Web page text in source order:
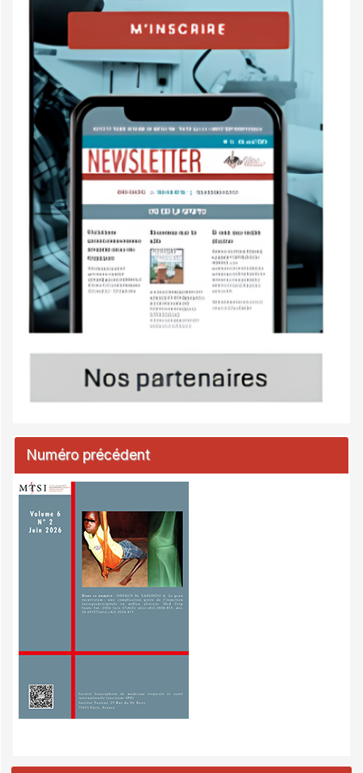
Numéro précédent